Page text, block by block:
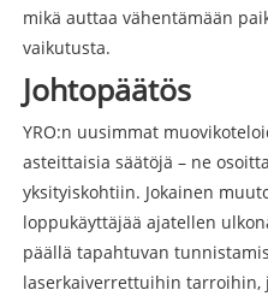
mikä auttaa vähentämään
vaikutusta.
Johtopäätös
YRO:n uusimmat
asteittaisia ​​säätöjä – ne
yksityiskohtiin. Jokainen
loppukäyttäjää ajatellen
päällä tapahtuvan
laserkaiverrettuihin tarroihin,